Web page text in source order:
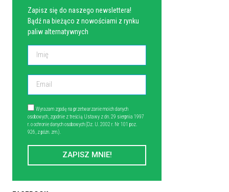
Zapisz się do naszego newslettera!
Bądź na bieżąco z nowościami z rynku
paliw alternatywnych
Wyrażam zgodę na przetwarzanie moich danych
osobowych, zgodnie z treścią Ustawy z dn. 29 sierpnia 1997
r. o ochronie danych osobowych (Dz. U. 2002 r. Nr 101 poz.
926, z późn. zm.).
ZAPISZ MNIE!